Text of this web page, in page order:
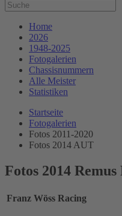
Home
2026
1948-2025
Fotogalerien
Chassisnummern
Alle Meister
Statistiken
Startseite
Fotogalerien
Fotos 2011-2020
Fotos 2014 AUT
Fotos 2014
Franz Wöss Racing